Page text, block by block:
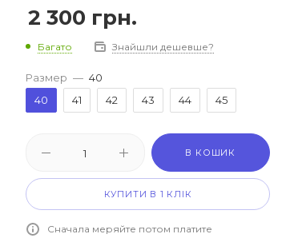
2 300 грн.
Багато Знайшли дешевше?
Размер — 40
40
41 42 43 44 45
В КОШИК
КУПИТИ В 1 КЛІК
Сначала меряйте потом платите